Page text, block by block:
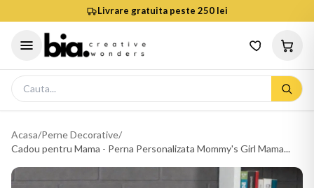
Livrare gratuita peste 250 lei
Acasa/Perne Decorative/
Cadou pentru Mama - Perna Personalizata Mommy's Girl Mama...